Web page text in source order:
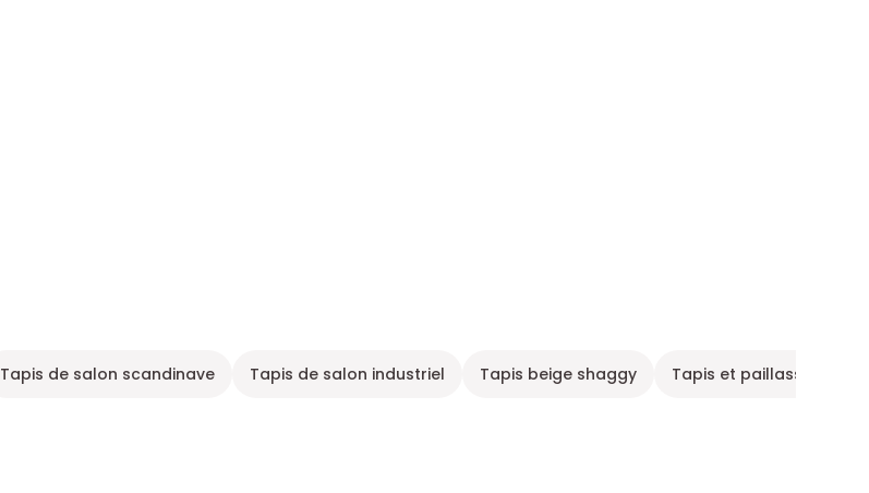
Tapis de salon scandinave Tapis de salon industriel Tapis beige shaggy Tapis et paillasson